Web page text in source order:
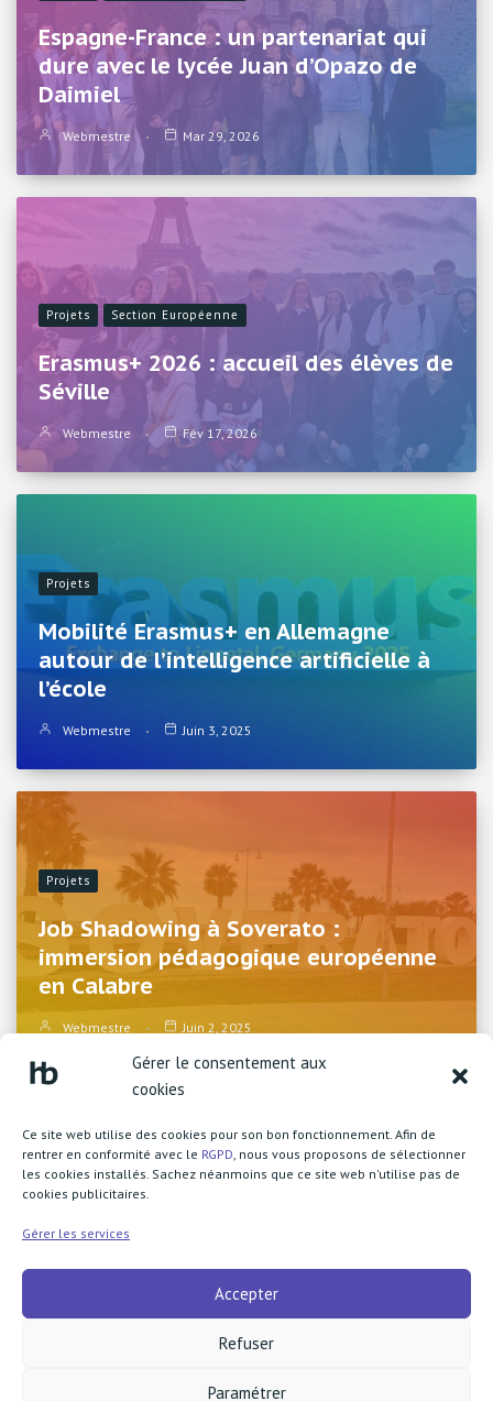
Gérer le consentement aux
cookies
Ce site web utilise des cookies pour son bon fonctionnement. Afin de
rentrer en conformité avec le RGPD, nous vous proposons de sélectionner
les cookies installés. Sachez néanmoins que ce site web n'utilise pas de
cookies publicitaires.
Gérer les services
Accepter
Refuser
Paramétrer
Espagne-France : un partenariat qui
dure avec le lycée Juan d’Opazo de
Daimiel
Webmestre Mar 29, 2026
Projets Section Européenne
Erasmus+ 2026 : accueil des élèves de
Séville
Webmestre Fév 17, 2026
Projets
Mobilité Erasmus+ en Allemagne
autour de l’intelligence artificielle à
l’école
Webmestre Juin 3, 2025
Projets
Job Shadowing à Soverato :
immersion pédagogique européenne
en Calabre
Webmestre Juin 2, 2025
Lycée Henri Becquerel
1 boulevard Henri Rousselle
call +33 1 64 08 73 83